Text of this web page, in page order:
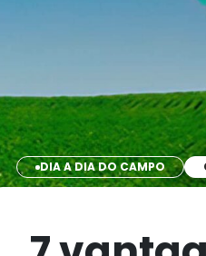
DIA A DIA DO CAMPO